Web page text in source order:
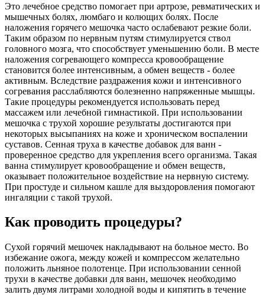
Это лечебное средство помогает при артрозе, ревматических и
мышечных болях, люмбаго и колющих болях. После
наложения горячего мешочка часто ослабевают резкие боли.
Таким образом по нервным путям стимулируется ствол
головного мозга, что способствует уменьшению боли. В месте
наложения согревающего компресса кровообращение
становится более интенсивным, а обмен веществ - более
активным. Вследствие раздражения кожи и интенсивного
согревания расслабляются болезненно напряженные мышцы.
Такие процедуры рекомендуется использовать перед
массажем или лечебной гимнастикой. При использовании
мешочка с трухой хорошие результаты достигаются при
некоторых высыпаниях на коже и хроническом воспалении
суставов. Сенная труха в качестве добавок для ванн -
проверенное средство для укрепления всего организма. Такая
ванна стимулирует кровообращение и обмен веществ,
оказывает положительное воздействие на нервную систему.
При простуде и сильном кашле для выздоровления помогают
ингаляции с такой трухой.
Как проводить процедуры?
Сухой горячий мешочек накладывают на больное место. Во
избежание ожога, между кожей и компрессом желательно
положить льняное полотенце. При использовании сенной
трухи в качестве добавки для ванн, мешочек необходимо
залить двумя литрами холодной воды и кипятить в течение